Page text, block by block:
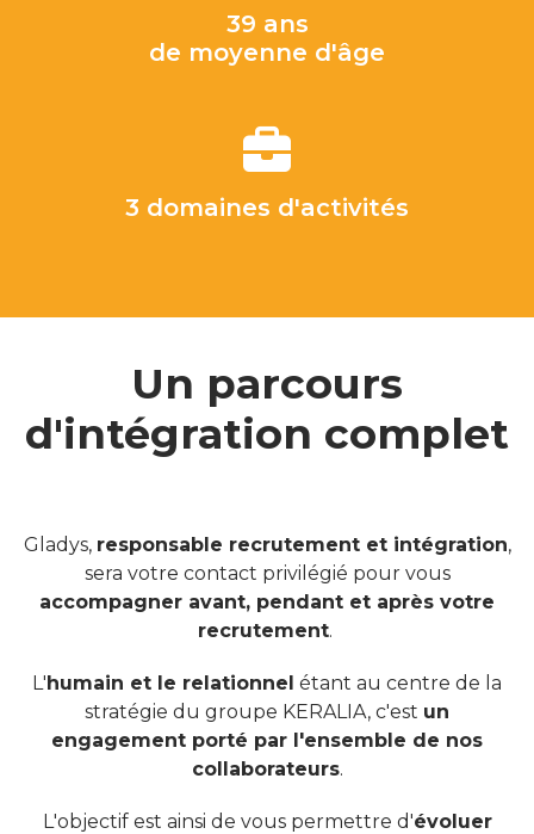
39 ans
de moyenne d'âge
3 domaines d'activités
Un parcours
d'intégration complet
Gladys, responsable recrutement et intégration,
sera votre contact privilégié pour vous
accompagner avant, pendant et après votre
recrutement.
L'humain et le relationnel étant au centre de la
stratégie du groupe KERALIA, c'est un
engagement porté par l'ensemble de nos
collaborateurs.
L'objectif est ainsi de vous permettre d'évoluer